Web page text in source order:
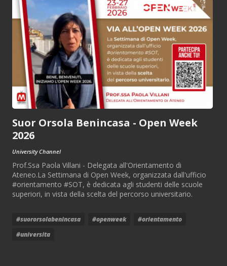
Suor Orsola Benincasa - Open Week
2026
University Channel
Prof.Ssa Paola Villani - Delegata all'Orientamento di
Ateneo.La Settimana di Open Week, organizzata dall'ufficio
#orientamento #SOT, è dedicata agli studenti delle scuole
superiori, in vista della scelta del percorso universitario.
#suororsolabenincasa #openweek
#orientamento
#universita